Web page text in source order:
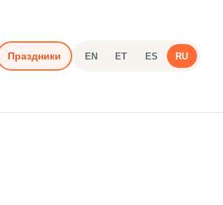
Праздники EN ET ES RU